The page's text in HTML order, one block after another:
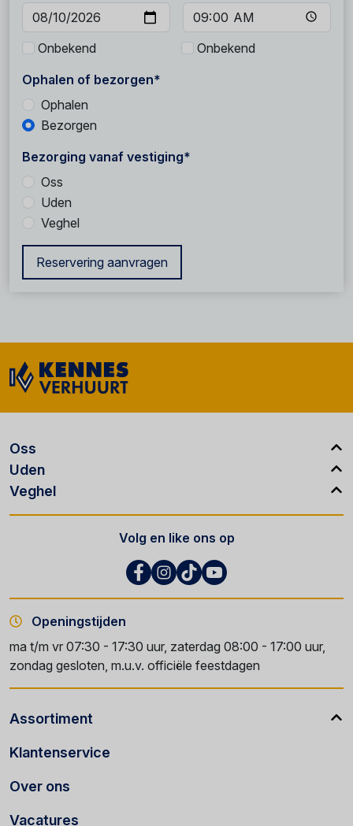
Onbekend
Onbekend
Ophalen of bezorgen*
Ophalen
Bezorgen
Bezorging vanaf vestiging*
Oss
Uden
Veghel
Reservering aanvragen
Oss
Uden
Veghel
Volg en like ons op
Openingstijden
ma t/m vr 07:30 - 17:30 uur, zaterdag 08:00 - 17:00 uur,
zondag gesloten, m.u.v. officiële feestdagen
Assortiment
Klantenservice
Over ons
Vacatures